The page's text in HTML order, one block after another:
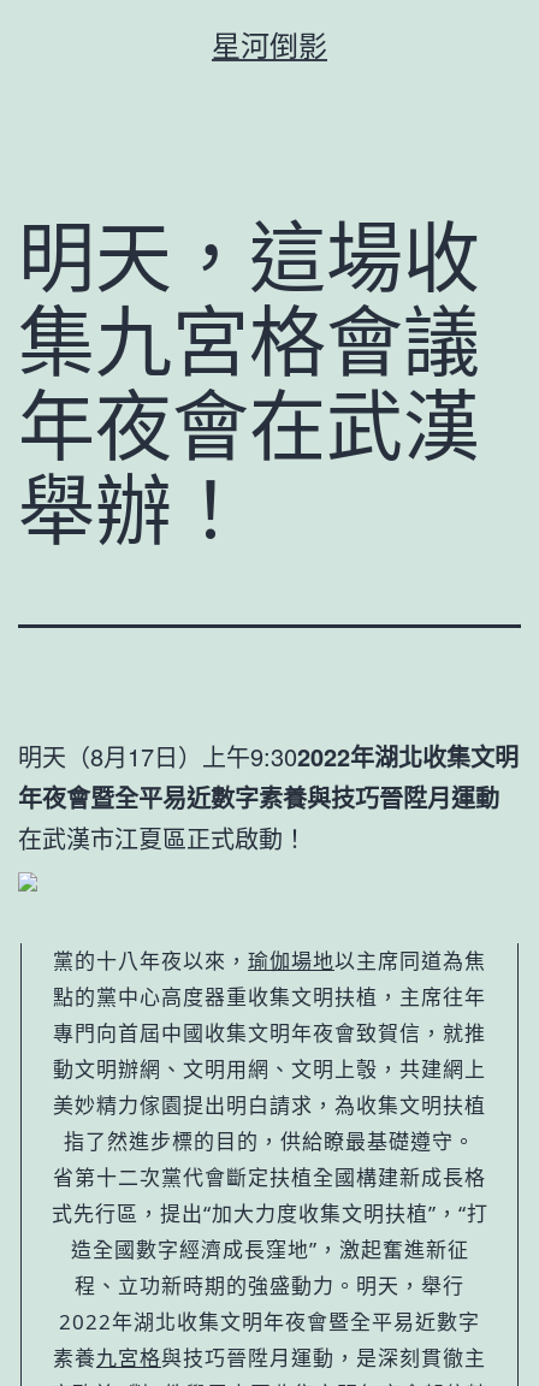
星河倒影
明天，這場收
集九宮格會議
年夜會在武漢
舉辦！
明天（8月17日）上午9:302022年湖北收集文明
年夜會暨全平易近數字素養與技巧晉陞月運動
在武漢市江夏區正式啟動！
黨的十八年夜以來， 瑜伽場地以主席同道為焦
點的黨中心高度器重收集文明扶植， 主席往年
專門向首屆中國收集文明年夜會致賀信，就推
動文明辦網、文明用網、文明上彀，共建網上
美妙精力傢園提出明白請求，為收集文明扶植
指了然進步標的目的，供給瞭最基礎遵守。
省第十二次黨代會斷定扶植全國構建新成長格
式先行區，提出“加大力度收集文明扶植”，“打
造全國數字經濟成長窪地”，激起奮進新征
程、立功新時期的強盛動力。明天，舉行
2022年湖北收集文明年夜會暨全平易近數字
素養九宮格與技巧晉陞月運動，是深刻貫徹主